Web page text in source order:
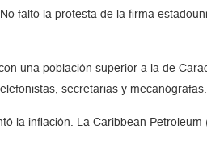
faltó la protesta de la firma
una población superior a la de
secretarias y
la inflación. La Caribbean